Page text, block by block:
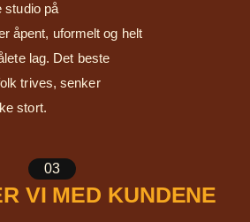
studio på
åpent, uformelt og helt
lag. Det beste
trives, senker
stort.
03
VI MED KUNDENE